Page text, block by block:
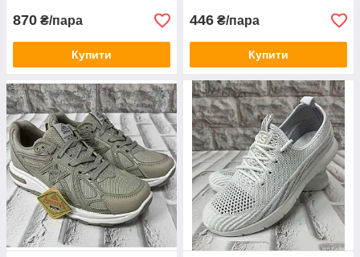
870 ₴/пара
Купити
446 ₴/пара
Купити